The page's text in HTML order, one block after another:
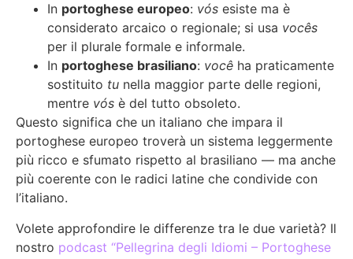
In portoghese europeo: vós esiste ma è
considerato arcaico o regionale; si usa vocês
per il plurale formale e informale.
In portoghese brasiliano: você ha praticamente
sostituito tu nella maggior parte delle regioni,
mentre vós è del tutto obsoleto.
Questo significa che un italiano che impara il
portoghese europeo troverà un sistema leggermente
più ricco e sfumato rispetto al brasiliano — ma anche
più coerente con le radici latine che condivide con
l’italiano.
Volete approfondire le differenze tra le due varietà? Il
nostro podcast “Pellegrina degli Idiomi – Portoghese